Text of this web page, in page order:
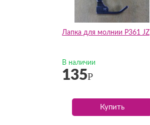
Лапка для молнии P361 JZ
В наличии
135Р
Купить